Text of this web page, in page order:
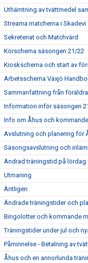
Uthämtning av tvättmedel
Streama matcherna i Skadevi
Sekreteriat och Matchvärd
Körschema säsongen 21/22
Kioskschema och start av
Arbetsschema Växjö
Sammanfattning från
Information inför säsongen
Info om Åhus och
Avslutning och planering för
Säsongsavslutning och
Ändrad träningstid på lördag
Utmaning
Äntligen
Ändrade träningstider och
Bingolotter och kommande
Träningstider under jul och
Påminnelse - Betalning av
Åhus och en annorlunda